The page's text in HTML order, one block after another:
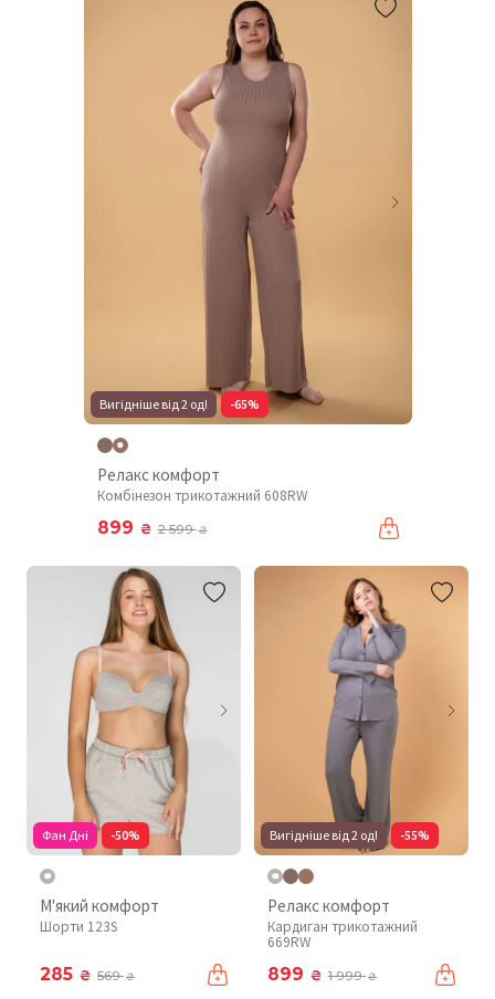
Вигідніше від 2 од! -65%
Релакс комфорт
Комбінезон трикотажний 608RW
899 ₴ 2 599₴
Фан Дні -50%
М'який комфорт
Шорти 123S
285 ₴ 569₴
Вигідніше від 2 од! -55%
Релакс комфорт
Кардиган трикотажний
669RW
899 ₴ 1 999₴